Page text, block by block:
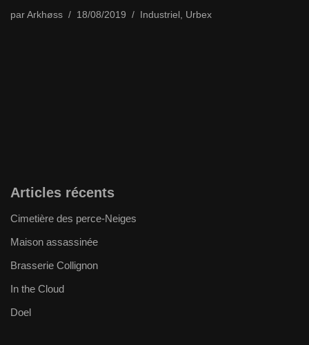
par Arkhøss 18/08/2019 Industriel , Urbex
Articles récents
Cimetière des perce-Neiges
Maison assassinée
Brasserie Collignon
In the Cloud
Doel